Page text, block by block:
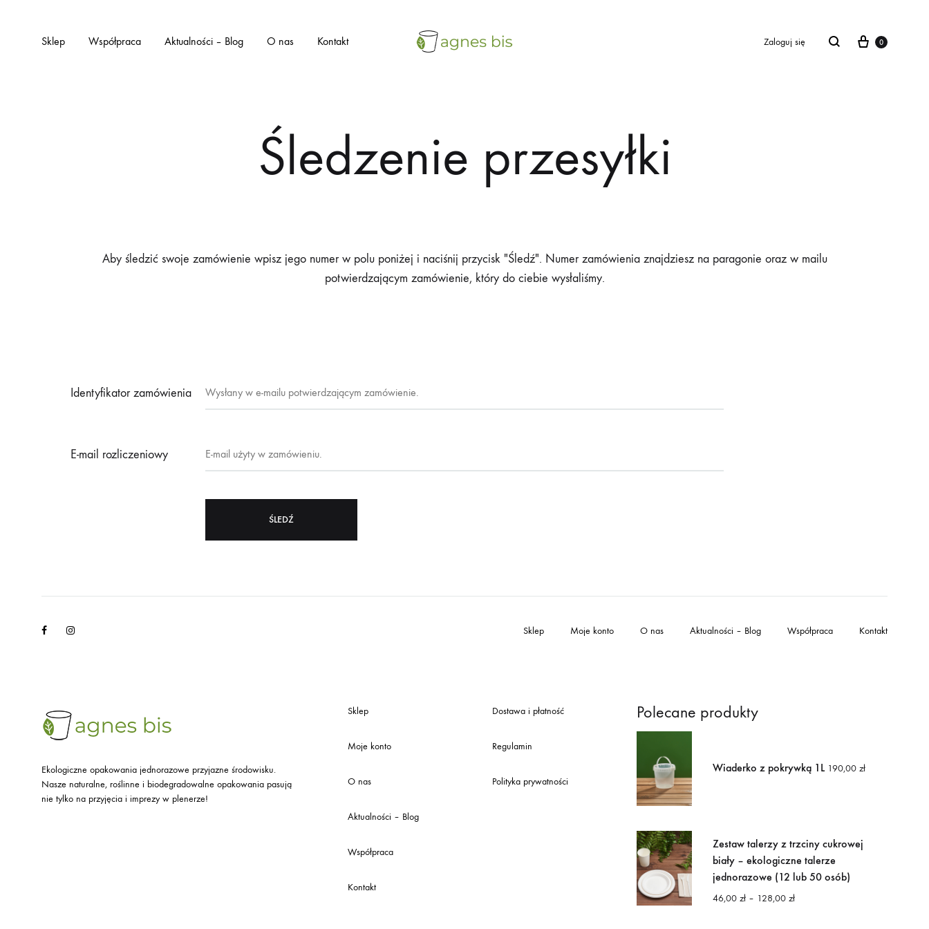
Sklep Współpraca Aktualności – Blog O nas Kontakt Zaloguj się Cart
0
Śledzenie przesyłki
Aby śledzić swoje zamówienie wpisz jego numer w polu poniżej i naciśnij przycisk "Śledź". Numer zamówienia znajdziesz na paragonie oraz w mailu
potwierdzającym zamówienie, który do ciebie wysłaliśmy.
Identyfikator zamówienia
E-mail rozliczeniowy
ŚLEDŹ
FacebookInstagram Sklep Moje konto O nas Aktualności – Blog Współpraca Kontakt
Ekologiczne opakowania jednorazowe przyjazne środowisku.
Nasze naturalne, roślinne i biodegradowalne opakowania pasują
nie tylko na przyjęcia i imprezy w plenerze!
Sklep
Moje konto
O nas
Aktualności – Blog
Współpraca
Kontakt
Dostawa i płatność
Regulamin
Polityka prywatności
Polecane produkty
Wiaderko z pokrywką 1L 190,00 zł
Zestaw talerzy z trzciny cukrowej
biały – ekologiczne talerze
jednorazowe (12 lub 50 osób)
46,00 zł – 128,00 złZakres